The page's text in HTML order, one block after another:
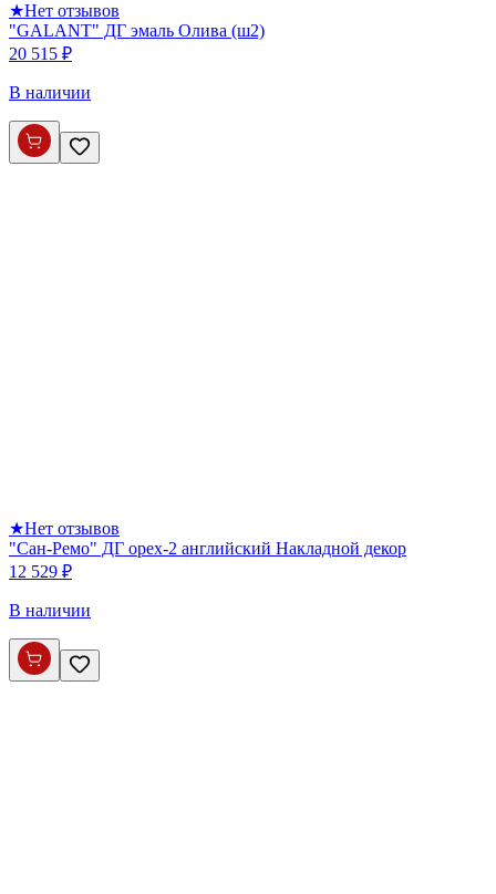
★Нет отзывов
"GALANT" ДГ эмаль Олива (ш2)
20 515 ₽
В наличии
★Нет отзывов
"Сан-Ремо" ДГ орех-2 английский Накладной декор
12 529 ₽
В наличии